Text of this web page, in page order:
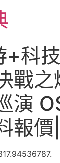
+科
戰之
演
報